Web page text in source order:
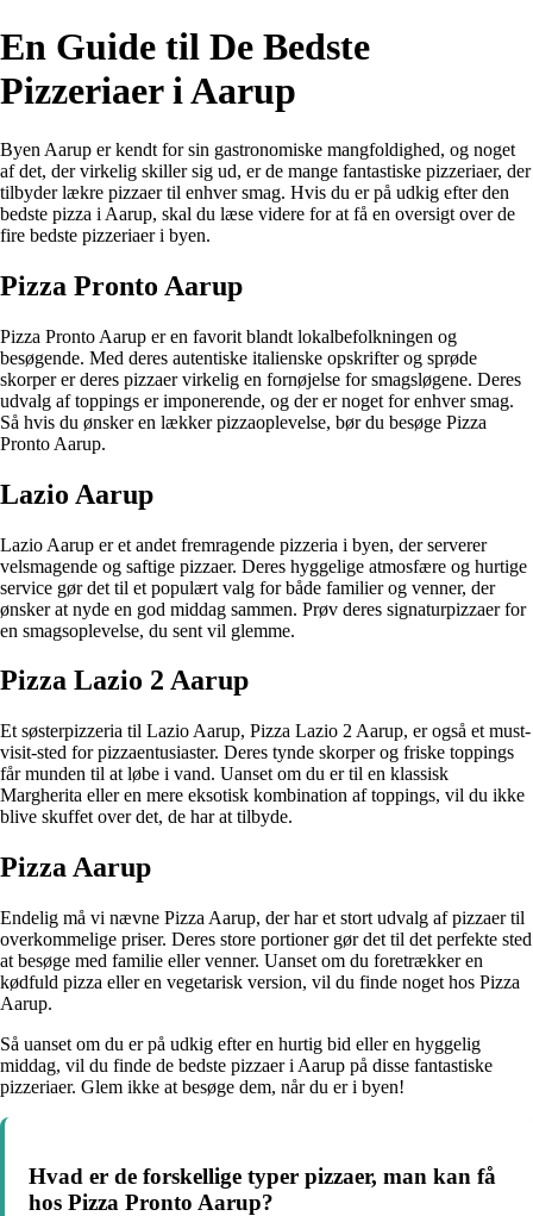
En Guide til De Bedste
Pizzeriaer i Aarup
Byen Aarup er kendt for sin gastronomiske mangfoldighed, og noget
af det, der virkelig skiller sig ud, er de mange fantastiske pizzeriaer, der
tilbyder lækre pizzaer til enhver smag. Hvis du er på udkig efter den
bedste pizza i Aarup, skal du læse videre for at få en oversigt over de
fire bedste pizzeriaer i byen.
Pizza Pronto Aarup
Pizza Pronto Aarup er en favorit blandt lokalbefolkningen og
besøgende. Med deres autentiske italienske opskrifter og sprøde
skorper er deres pizzaer virkelig en fornøjelse for smagsløgene. Deres
udvalg af toppings er imponerende, og der er noget for enhver smag.
Så hvis du ønsker en lækker pizzaoplevelse, bør du besøge Pizza
Pronto Aarup.
Lazio Aarup
Lazio Aarup er et andet fremragende pizzeria i byen, der serverer
velsmagende og saftige pizzaer. Deres hyggelige atmosfære og hurtige
service gør det til et populært valg for både familier og venner, der
ønsker at nyde en god middag sammen. Prøv deres signaturpizzaer for
en smagsoplevelse, du sent vil glemme.
Pizza Lazio 2 Aarup
Et søsterpizzeria til Lazio Aarup, Pizza Lazio 2 Aarup, er også et must-
visit-sted for pizzaentusiaster. Deres tynde skorper og friske toppings
får munden til at løbe i vand. Uanset om du er til en klassisk
Margherita eller en mere eksotisk kombination af toppings, vil du ikke
blive skuffet over det, de har at tilbyde.
Pizza Aarup
Endelig må vi nævne Pizza Aarup, der har et stort udvalg af pizzaer til
overkommelige priser. Deres store portioner gør det til det perfekte sted
at besøge med familie eller venner. Uanset om du foretrækker en
kødfuld pizza eller en vegetarisk version, vil du finde noget hos Pizza
Aarup.
Så uanset om du er på udkig efter en hurtig bid eller en hyggelig
middag, vil du finde de bedste pizzaer i Aarup på disse fantastiske
pizzeriaer. Glem ikke at besøge dem, når du er i byen!
Hvad er de forskellige typer pizzaer, man kan få
hos Pizza Pronto Aarup?